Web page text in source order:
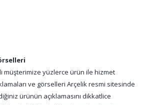
müşterimize yüzlerce ürün ile hizmet
ve görselleri Arçelik resmi sitesinde
ürünün açıklamasını dikkatlice